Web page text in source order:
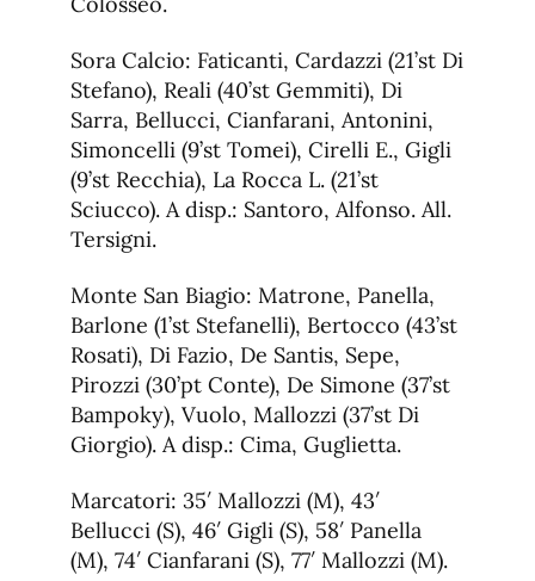
Sora Calcio: Faticanti, Cardazzi (21’st Di
Stefano), Reali (40’st Gemmiti), Di
Sarra, Bellucci, Cianfarani, Antonini,
Simoncelli (9’st Tomei), Cirelli E., Gigli
(9’st Recchia), La Rocca L. (21’st
Sciucco). A disp.: Santoro, Alfonso. All.
Tersigni.
Monte San Biagio: Matrone, Panella,
Barlone (1’st Stefanelli), Bertocco (43’st
Rosati), Di Fazio, De Santis, Sepe,
Pirozzi (30’pt Conte), De Simone (37’st
Bampoky), Vuolo, Mallozzi (37’st Di
Giorgio). A disp.: Cima, Guglietta.
Marcatori: 35′ Mallozzi (M), 43′
Bellucci (S), 46′ Gigli (S), 58′ Panella
(M), 74′ Cianfarani (S), 77′ Mallozzi (M).